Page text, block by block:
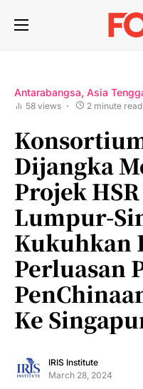
Antarabangsa Asia
58 views 2 minute read
Dijangka
Projek
Lumpur-
Kukuhkan
Perluasan
Ke
IRIS Institute
March 28, 2024